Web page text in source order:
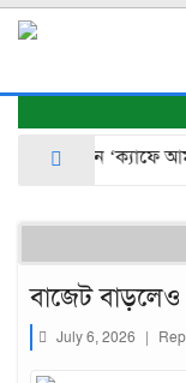
কফি চেইন ‘ক্যাফে
বাজেট বাড়লেও
July 6, 2026